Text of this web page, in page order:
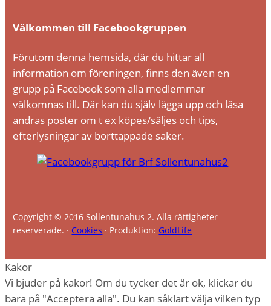
Välkommen till Facebookgruppen
Förutom denna hemsida, där du hittar all
information om föreningen, finns den även en
grupp på Facebook som alla medlemmar
välkomnas till. Där kan du själv lägga upp och läsa
andras poster om t ex köpes/säljes och tips,
efterlysningar av borttappade saker.
Copyright © 2016 Sollentunahus 2. Alla rättigheter
reserverade. · Cookies · Produktion: GoldLife
Kakor
Vi bjuder på kakor! Om du tycker det är ok, klickar du
bara på "Acceptera alla". Du kan såklart välja vilken typ